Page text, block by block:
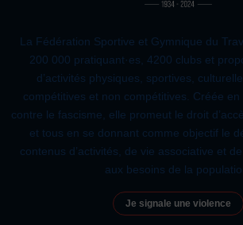
La Fédération Sportive et Gymnique du
200 000 pratiquant·es, 4200 clubs et
d’activités physiques, sportives,
compétitives et non compétitives. Créée
contre le fascisme, elle promeut le droit
et tous en se donnant comme objectif le
contenus d’activités, de vie associative et
aux besoins de la
Je signale une violence